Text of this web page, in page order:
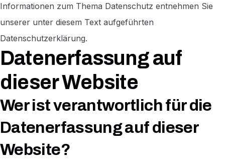
Informationen zum Thema Datenschutz entnehmen Sie
unserer unter diesem Text aufgeführten
Datenschutzerklärung.
Datenerfassung auf
dieser Website
Wer ist verantwortlich für die
Datenerfassung auf dieser
Website?